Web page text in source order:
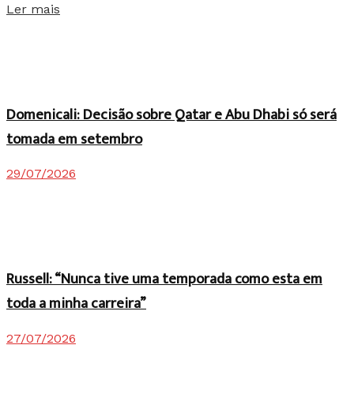
Ler mais
Domenicali: Decisão sobre Qatar e Abu Dhabi só será
tomada em setembro
29/07/2026
Russell: “Nunca tive uma temporada como esta em
toda a minha carreira”
27/07/2026